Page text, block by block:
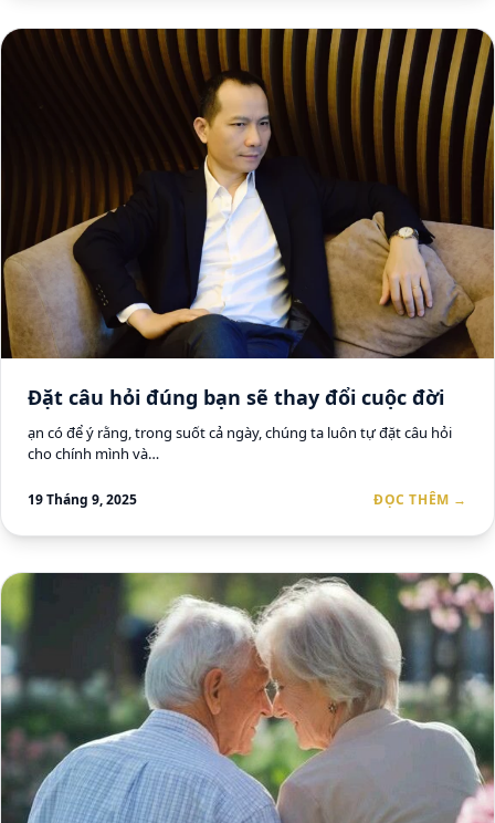
Đặt câu hỏi đúng bạn sẽ thay đổi cuộc đời
ạn có để ý rằng, trong suốt cả ngày, chúng ta luôn tự đặt câu hỏi
cho chính mình và…
19 Tháng 9, 2025 ĐỌC THÊM →